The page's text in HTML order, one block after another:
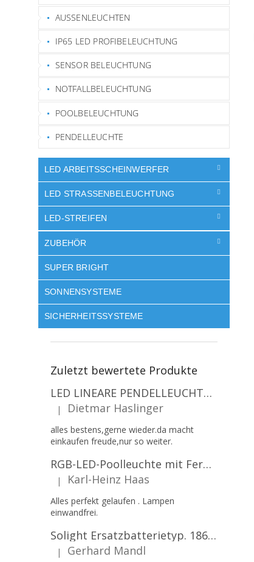
AUSSENLEUCHTEN
IP65 LED PROFIBELEUCHTUNG
SENSOR BELEUCHTUNG
NOTFALLBELEUCHTUNG
POOLBELEUCHTUNG
PENDELLEUCHTE
LED ARBEITSSCHEINWERFER
LED STRASSENBELEUCHTUNG
LED-STREIFEN
ZUBEHÖR
SUPER BRIGHT
SONNENSYSTEME
SICHERHEITSSYSTEME
Zuletzt bewertete Produkte
LED LINEARE PENDELLEUCHTE EXECULINE 120CM, 30W, 3750LM, 96°, 4000K, IP20, WEISS [207806]
Die Produktbewertung beträgt 5 von 5 Sternen.
| Dietmar Haslinger
alles bestens,gerne wieder.da macht
einkaufen freude,nur so weiter.
RGB-LED-Poolleuchte mit Fernbedienung, 12W, 1260lm, PAR56, 12V, 1+1 gratis!
Die Produktbewertung beträgt 5 von 5 Sternen.
| Karl-Heinz Haas
Alles perfekt gelaufen . Lampen
einwandfrei.
Solight Ersatzbatterietyp. 18650, 3,7 V, Li-Ion, 2200 mAh [WN900]
Die Produktbewertung beträgt 5 von 5 Sternen.
| Gerhard Mandl